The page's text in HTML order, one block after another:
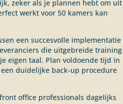
zeker als je plannen hebt om uit
werkt voor 50 kamers kan
een succesvolle implementatie
die uitgebreide training
eigen taal. Plan voldoende tijd in
duidelijke back-up procedure
office professionals dagelijks